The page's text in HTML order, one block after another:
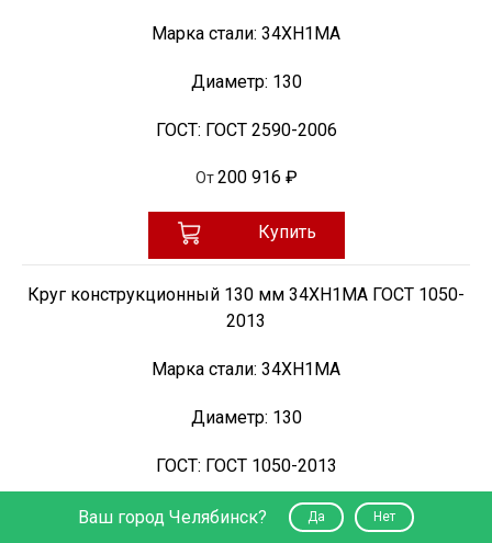
Марка стали: 34ХН1МА
Диаметр: 130
ГОСТ: ГОСТ 2590-2006
От 200 916 ₽
Купить
Круг конструкционный 130 мм 34ХН1МА ГОСТ 1050-
2013
Марка стали: 34ХН1МА
Диаметр: 130
ГОСТ: ГОСТ 1050-2013
От200 916 ₽
Ваш город Челябинск? Да Нет